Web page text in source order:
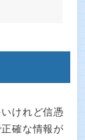
けれど信憑
確な情報が